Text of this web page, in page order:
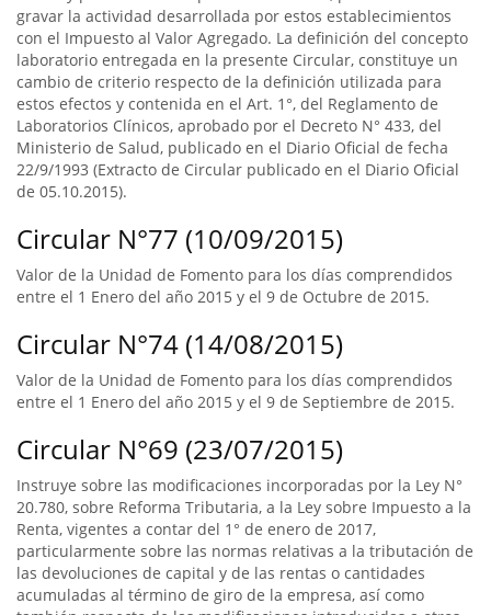
gravar la actividad desarrollada por estos establecimientos
con el Impuesto al Valor Agregado. La definición del concepto
laboratorio entregada en la presente Circular, constituye un
cambio de criterio respecto de la definición utilizada para
estos efectos y contenida en el Art. 1°, del Reglamento de
Laboratorios Clínicos, aprobado por el Decreto N° 433, del
Ministerio de Salud, publicado en el Diario Oficial de fecha
22/9/1993 (Extracto de Circular publicado en el Diario Oficial
de 05.10.2015).
Circular N°77 (10/09/2015)
Valor de la Unidad de Fomento para los días comprendidos
entre el 1 Enero del año 2015 y el 9 de Octubre de 2015.
Circular N°74 (14/08/2015)
Valor de la Unidad de Fomento para los días comprendidos
entre el 1 Enero del año 2015 y el 9 de Septiembre de 2015.
Circular N°69 (23/07/2015)
Instruye sobre las modificaciones incorporadas por la Ley N°
20.780, sobre Reforma Tributaria, a la Ley sobre Impuesto a la
Renta, vigentes a contar del 1° de enero de 2017,
particularmente sobre las normas relativas a la tributación de
las devoluciones de capital y de las rentas o cantidades
acumuladas al término de giro de la empresa, así como